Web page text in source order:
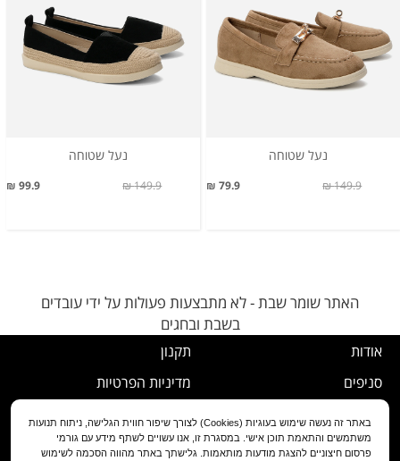
נעל שטוחה
79.9 ₪ 149.9 ₪
נעל שטוחה
99.9 ₪ 149.9 ₪
האתר שומר שבת - לא מתבצעות פעולות על ידי עובדים
בשבת ובחגים
אודות
סניפים
שירות לקוחות
תקנון
מדיניות הפרטיות
נוהל ביטול עסקה
מדיניות החלפה/החזרה/ביטול
באתר זה נעשה שימוש בעוגיות (Cookies) לצורך שיפור חווית הגלישה, ניתוח תנועות
משתמשים והתאמת תוכן אישי. במסגרת זו, אנו עשויים לשתף מידע עם גורמי
פרסום חיצוניים להצגת מודעות מותאמות. גלישתך באתר מהווה הסכמה לשימוש